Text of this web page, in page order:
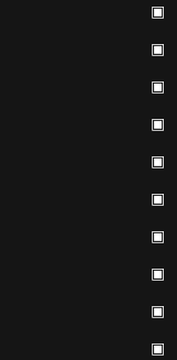
▣
▣
▣
▣
▣
▣
▣
▣
▣
▣